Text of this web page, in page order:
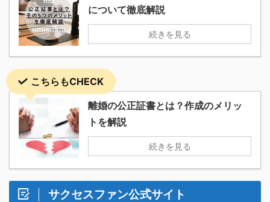
について徹底解説
続きを見る
こちらもCHECK
離婚の公正証書とは？作成のメリッ
トを解説
続きを見る
サクセスファン公式サイト